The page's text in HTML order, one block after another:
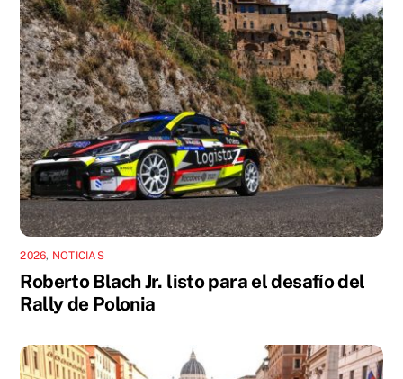
2026, NOTICIAS
Roberto Blach Jr. listo para el desafío del
Rally de Polonia